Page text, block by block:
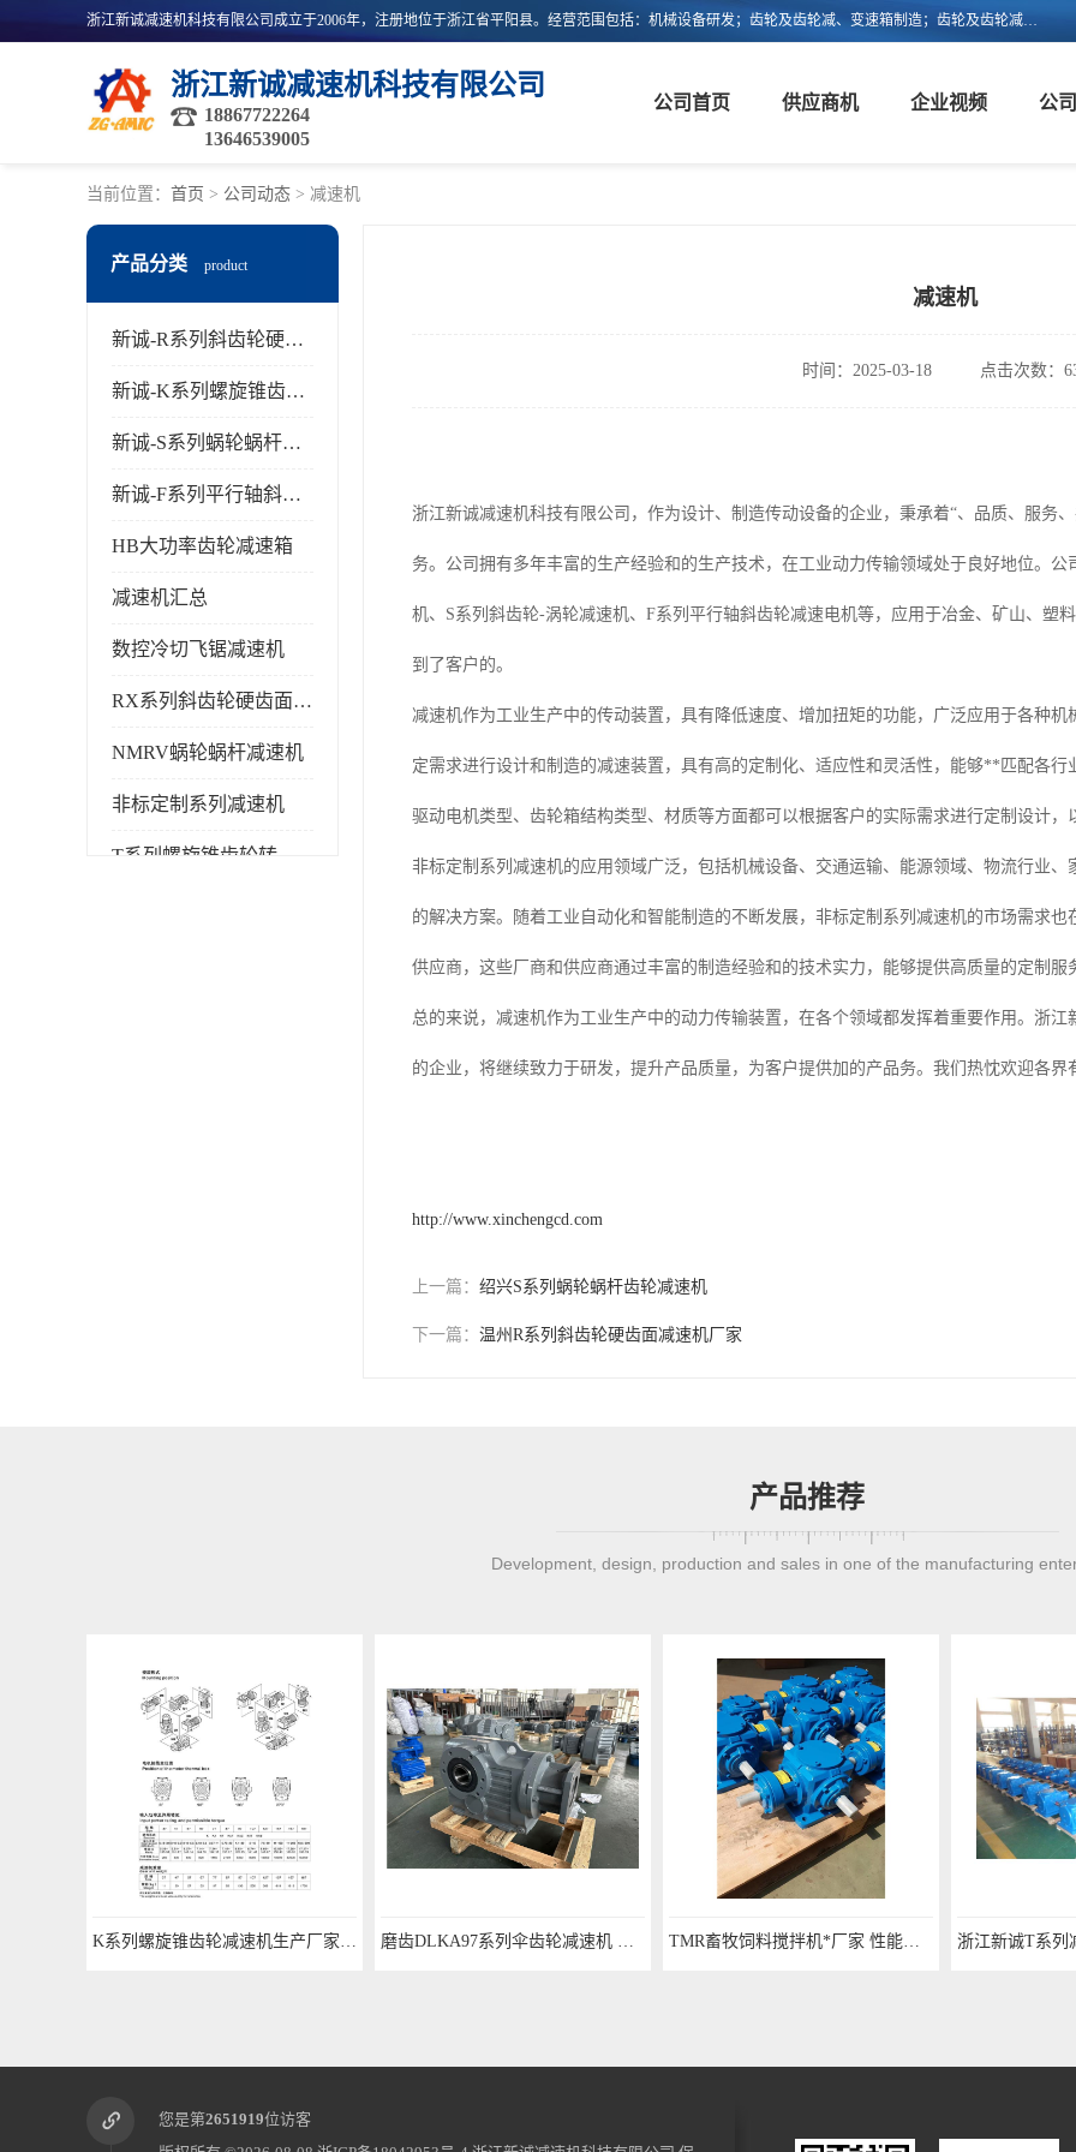
浙江新诚减速机科技有限公司成立于2006年，注册地位于浙江省平阳县。经营范围包括：机械设备研发；齿轮及齿轮减、变速箱制造；齿轮及齿轮减、变速箱销售；轴承、齿轮和传动部件制造；轴承、齿轮和传动部件销售；货物进出口；技术进出口等。
浙江新诚减速机科技有限公司
18867722264
13646539005
公司首页 供应商机 企业视频 公
当前位置： 首页 > 公司动态 > 减速机
产品分类 product
新诚-R系列斜齿轮硬齿面减速机
新诚-K系列螺旋锥齿轮减速机
新诚-S系列蜗轮蜗杆齿轮减速机
新诚-F系列平行轴斜齿轮减速机
HB大功率齿轮减速箱
减速机汇总
数控冷切飞锯减速机
RX系列斜齿轮硬齿面减速机
NMRV蜗轮蜗杆减速机
非标定制系列减速机
减速机
时间：2025-03-18 点击次数：
浙江新诚减速机科技有限公司，作为设计、制造传动设备的企业，秉承着“、品质、服务
务。公司拥有多年丰富的生产经验和的生产技术，在工业动力传输领域处于良好地位。
机、S系列斜齿轮-涡轮减速机、F系列平行轴斜齿轮减速电机等，应用于冶金、矿山、塑
到了客户的。
减速机作为工业生产中的传动装置，具有降低速度、增加扭矩的功能，广泛应用于各种
定需求进行设计和制造的减速装置，具有高的定制化、适应性和灵活性，能够**匹配各行
驱动电机类型、齿轮箱结构类型、材质等方面都可以根据客户的实际需求进行定制设计，
非标定制系列减速机的应用领域广泛，包括机械设备、交通运输、能源领域、物流行业
的解决方案。随着工业自动化和智能制造的不断发展，非标定制系列减速机的市场需求
供应商，这些厂商和供应商通过丰富的制造经验和的技术实力，能够提供高质量的定制服
总的来说，减速机作为工业生产中的动力传输装置，在各个领域都发挥着重要作用。浙
的企业，将继续致力于研发，提升产品质量，为客户提供加的产品务。我们热忱欢迎各界
http://www.xinchengcd.com
上一篇： 绍兴S系列蜗轮蜗杆齿轮减速机
下一篇： 温州R系列斜齿轮硬齿面减速机厂家
产品推荐
Development, design, production and sales in one of the manufacturing
K系列螺旋锥齿轮减速机生产厂家 经验丰富 磨齿DLKA97系列伞齿轮减速机 现货加工 TMR畜牧饲料搅拌机*厂家 性能稳定
您是第2651919位访客